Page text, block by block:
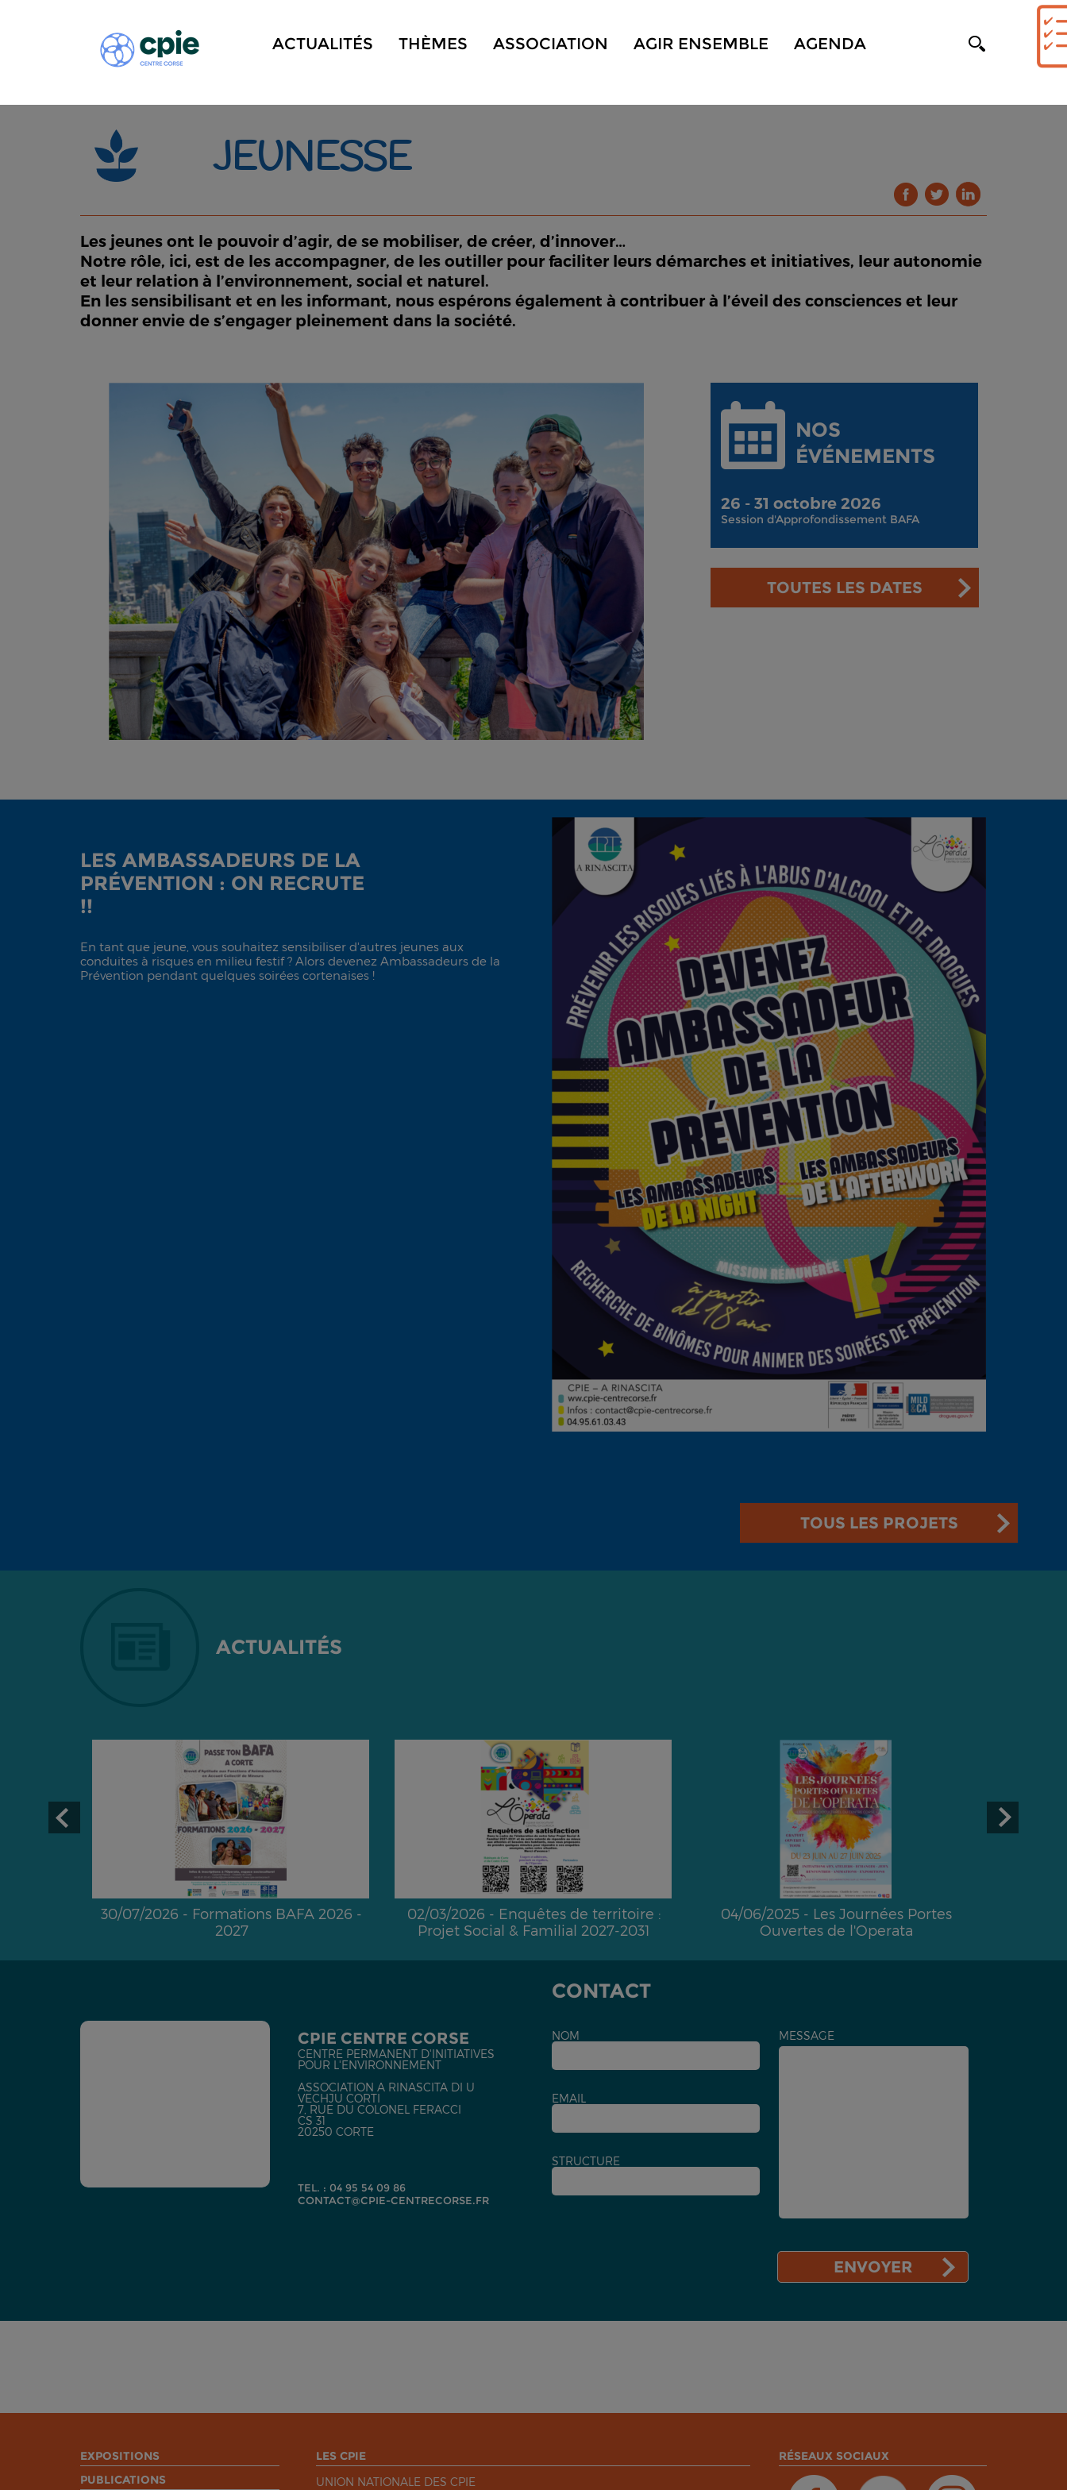
ACTUALITÉS THÈMES ASSOCIATION AGIR ENSEMBLE AGENDA
JEUNESSE
Les jeunes ont le pouvoir d’agir, de se mobiliser, de créer, d’innover…
Notre rôle, ici, est de les accompagner, de les outiller pour faciliter leurs démarches et initiatives, leur autonomie
et leur relation à l’environnement, social et naturel.
En les sensibilisant et en les informant, nous espérons également à contribuer à l’éveil des consciences et leur
donner envie de s’engager pleinement dans la société.
NOS
ÉVÉNEMENTS
26 - 31 octobre 2026
Session d'Approfondissement BAFA
TOUTES LES DATES
LES AMBASSADEURS DE LA
PRÉVENTION : ON RECRUTE
!!
En tant que jeune, vous souhaitez sensibiliser d'autres jeunes aux
conduites à risques en milieu festif ? Alors devenez Ambassadeurs de la
Prévention pendant quelques soirées cortenaises !
TOUS LES PROJETS
ACTUALITÉS
30/07/2026 - Formations BAFA 2026 -
2027
02/03/2026 - Enquêtes de territoire :
Projet Social & Familial 2027-2031
04/06/2025 - Les Journées Portes
Ouvertes de l'Operata
CPIE CENTRE CORSE
CENTRE PERMANENT D'INITIATIVES
POUR L'ENVIRONNEMENT
ASSOCIATION A RINASCITA DI U
VECHJU CORTI
7, RUE DU COLONEL FERACCI
CS 31
20250 CORTE
TEL. : 04 95 54 09 86
CONTACT@CPIE-CENTRECORSE.FR
CONTACT
NOM
EMAIL
STRUCTURE
MESSAGE
EXPOSITIONS
PUBLICATIONS
LES CPIE
UNION NATIONALE DES CPIE
RÉSEAUX SOCIAUX